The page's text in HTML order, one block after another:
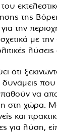
της
την
με
ότι
να
στη χώρα.
και
για λύση,